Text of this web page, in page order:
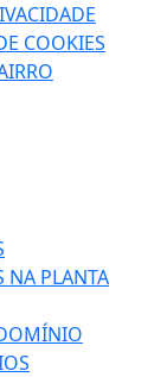
COOKIES
NA PLANTA